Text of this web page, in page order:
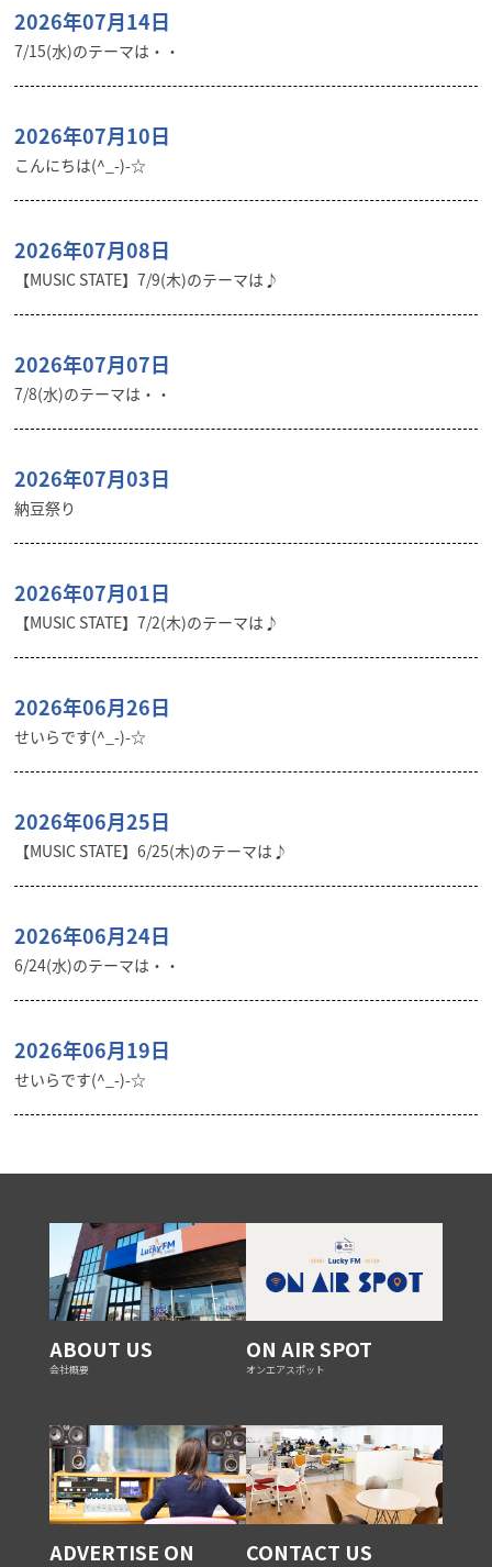
2026年07月14日
7/15(水)のテーマは・・
2026年07月10日
こんにちは(^_-)-☆
2026年07月08日
【MUSIC STATE】7/9(木)のテーマは♪
2026年07月07日
7/8(水)のテーマは・・
2026年07月03日
納豆祭り
2026年07月01日
【MUSIC STATE】7/2(木)のテーマは♪
2026年06月26日
せいらです(^_-)-☆
2026年06月25日
【MUSIC STATE】6/25(木)のテーマは♪
2026年06月24日
6/24(水)のテーマは・・
2026年06月19日
せいらです(^_-)-☆
ABOUT US
会社概要
ON AIR SPOT
オンエアスポット
ADVERTISE ON CONTACT US